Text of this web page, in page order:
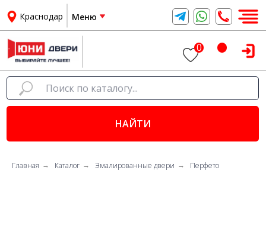
НАЙТИ
0
Краснодар Меню
Главная → Каталог → Эмалированные двери → Перфето